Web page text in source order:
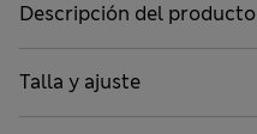
Descripción del producto
Talla y ajuste